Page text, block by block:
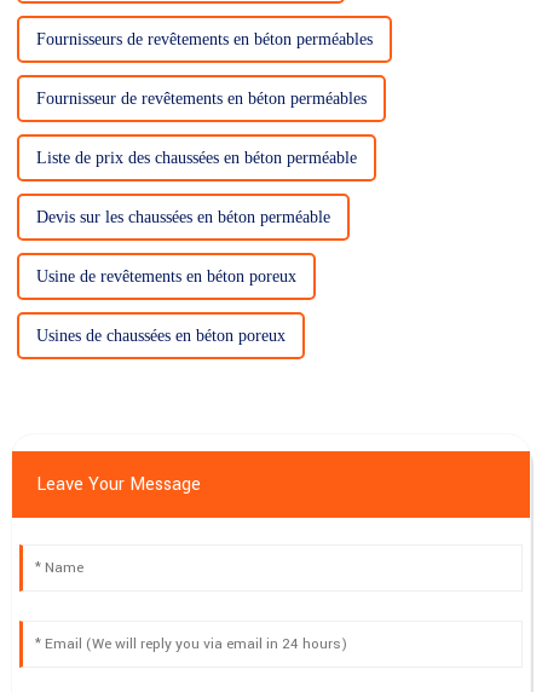
Fournisseurs de revêtements en béton perméables
Fournisseur de revêtements en béton perméables
Liste de prix des chaussées en béton perméable
Devis sur les chaussées en béton perméable
Usine de revêtements en béton poreux
Usines de chaussées en béton poreux
Leave Your Message